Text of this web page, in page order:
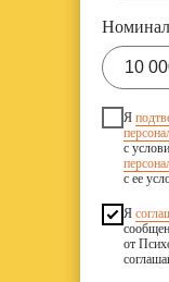
Номинал
Я
с
с ее
Я
от